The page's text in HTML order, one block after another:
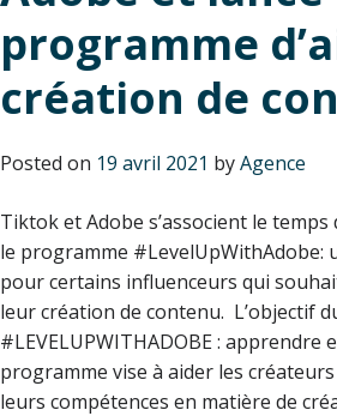
programme
création de
Posted on 19 avril 2021 byAgence
Tiktok et Adobe s’associent le
le programme #LevelUpWithAdobe:
pour certains influenceurs qui
leur création de contenu. L’objectif
#LEVELUPWITHADOBE : apprendre
programme vise à aider les
leurs compétences en matière de